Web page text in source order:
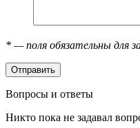
* — поля обязательны для
Вопросы и ответы
Никто пока не задавал